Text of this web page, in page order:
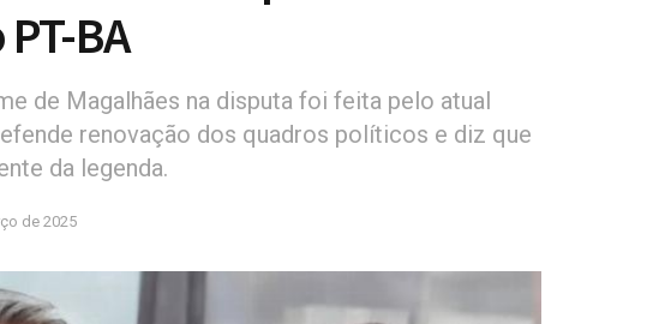
BA
de Magalhães na disputa foi feita pelo atual
renovação dos quadros políticos e diz que
da legenda.
de 2025